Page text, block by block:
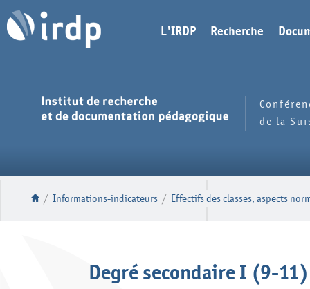
L'IRDP Recherche
de la
/ Informations-indicateurs / Effectifs des classes, aspects
Degré secondaire I (9-11)